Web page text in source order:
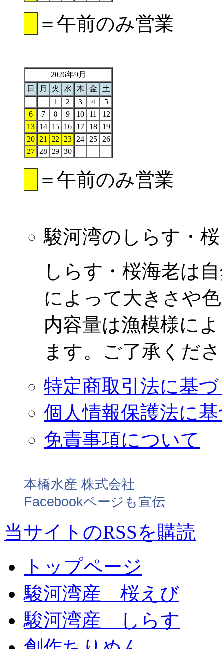
＝午前のみ営業
2026年9月
日
月 火 水 木 金
土
1
2 3 4
5
6
7 8 9 10 11
12
13 14 15 16 17 18
19
20 21 22 23 24 25
26
27 28 29 30
＝午前のみ営業
駿河湾のしらす・
しらす・桜海老は
によって大きさや
内容量は漁模様に
ます。ご了承くだ
特定商取引法に基
個人情報保護法に
免責事項について
本橋水産 株式会社
Facebookページも宣伝
当サイトのRSSを購読
トップページ
駿河湾産 桜えび
駿河湾産 しらす